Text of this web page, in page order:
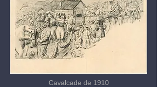
Cavalcade de 1910